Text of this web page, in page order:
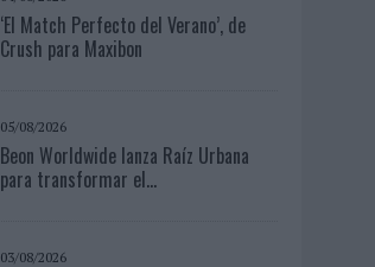
‘El Match Perfecto del Verano’, de
Crush para Maxibon
05/08/2026
Beon Worldwide lanza Raíz Urbana
para transformar el...
03/08/2026